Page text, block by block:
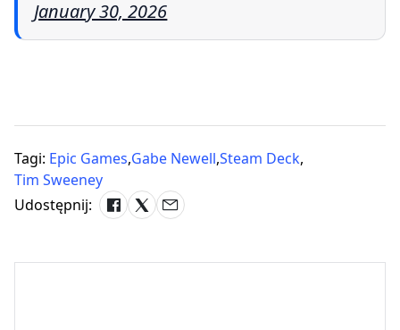
January 30, 2026
Tagi: Epic Games,Gabe Newell,Steam Deck,
Tim Sweeney
Udostępnij: